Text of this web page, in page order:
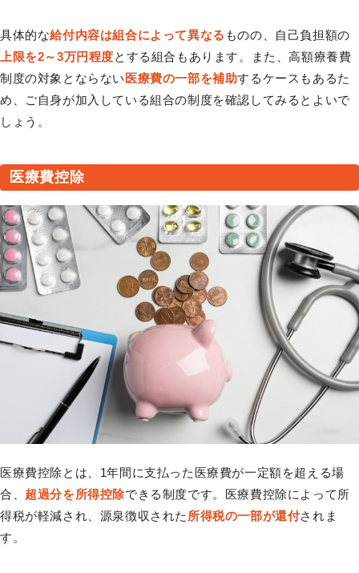
具体的な給付内容は組合によって異なる ものの、自己負担額の
上限を2～3万円程度とする組合もあります。また、高額療養費
制度の対象とならない 医療費の一部を補助するケースもあるた
め、ご自身が加入している組合の制度を確認してみるとよいで
しょう。
医療費控除
医療費控除とは、1年間に支払った医療費が一定額を超える場
合、 超過分を所得控除できる制度です。医療費控除によって所
得税が軽減され、源泉徴収された 所得税の一部が還付されま
す。